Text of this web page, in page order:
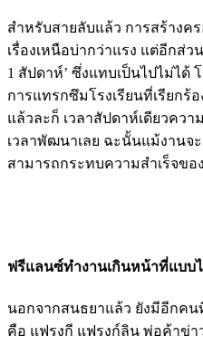
สำหรับสายลับแล้ว การสร้าง
เรื่องเหนือบ่ากว่าแรง แต่อีกส่
1 สัปดาห์’ ซึ่งแทบเป็นไปไม่ได้
การแทรกซึมโรงเรียนที่เรียก
แล้วละก็ เวลาสัปดาห์เดียวคว
เวลาพัฒนาเลย ฉะนั้นแม้งานจ
สามารถกระทบความสำเร็จขอ
ฟรีแลนซ์ทำงานเกินหน้าที่แบบ
นอกจากสนธยาแล้ว ยังมีอีกค
คือ แฟรงกี แฟรงก์ลิน พ่อค้าข่